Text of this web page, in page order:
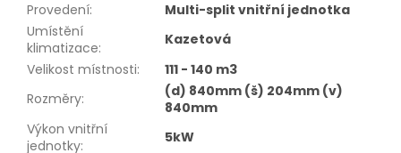
Provedení:
Multi-split vnitřní jednotka
Umístění
klimatizace:
Kazetová
Velikost místnosti:
111 - 140 m3
Rozměry:
(d) 840mm (š) 204mm (v)
840mm
Výkon vnitřní
jednotky: 5kW